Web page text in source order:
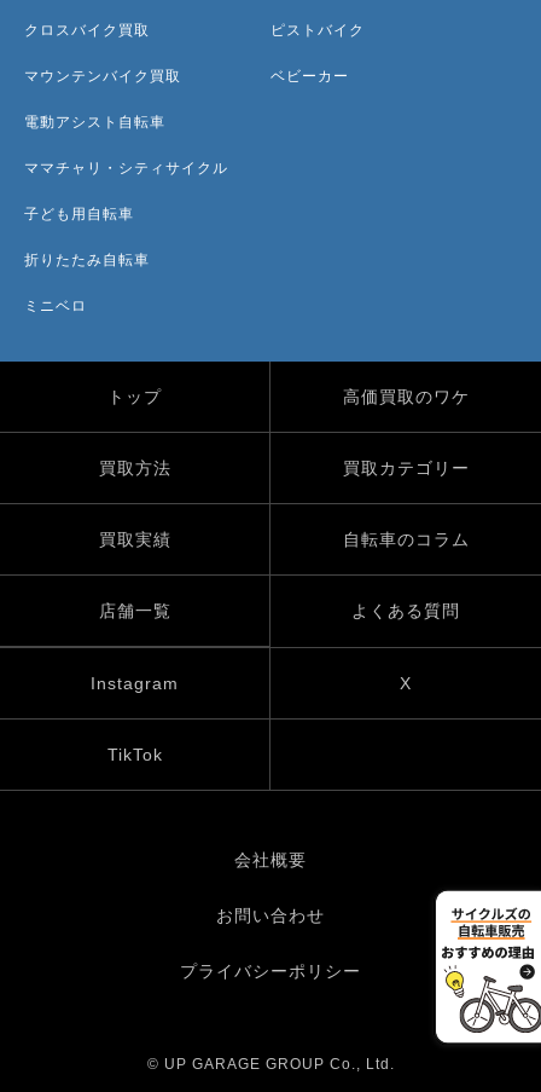
クロスバイク買取
マウンテンバイク買取
電動アシスト自転車
ママチャリ・シティサイクル
子ども用自転車
折りたたみ自転車
ミニベロ
ピストバイク
ベビーカー
トップ 高価買取のワケ
買取方法 買取カテゴリー
買取実績 自転車のコラム
店舗一覧 よくある質問
Instagram X
TikTok
会社概要
お問い合わせ
プライバシーポリシー
© UP GARAGE GROUP Co., Ltd.